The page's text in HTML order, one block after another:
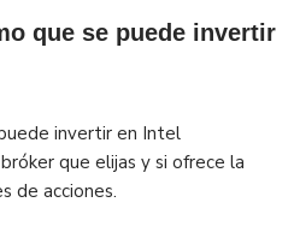
que se puede invertir
invertir en Intel
que elijas y si ofrece la
de acciones.